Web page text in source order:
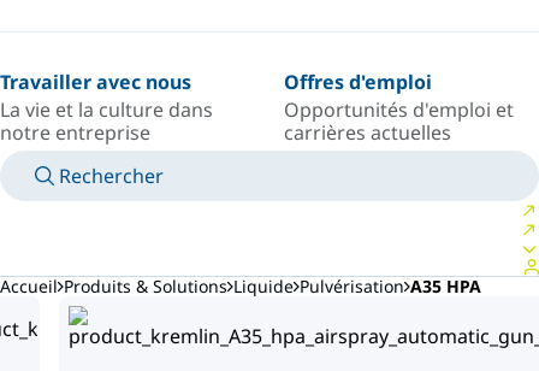
Travailler avec nous
La vie et la culture dans
notre entreprise
Offres d'emploi
Opportunités d'emploi et
carrières actuelles
Rechercher
Accueil Produits & Solutions Liquide Pulvérisation A35 HPA